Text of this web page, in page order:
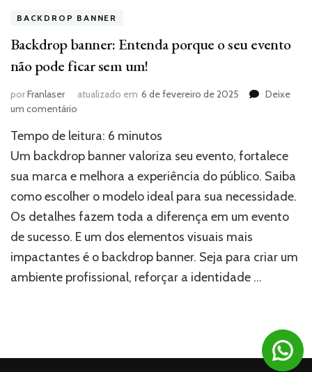
BACKDROP BANNER
Backdrop banner: Entenda porque o seu evento
não pode ficar sem um!
porFranlaser atualizado em 6 de fevereiro de 2025
Deixe
um comentário
banner:
Entenda
porque
o
seu
evento
não
pode
ficar
sem
um!
Tempo de leitura: 6 minutos
Um backdrop banner valoriza seu evento, fortalece
sua marca e melhora a experiência do público. Saiba
como escolher o modelo ideal para sua necessidade.
Os detalhes fazem toda a diferença em um evento
de sucesso. E um dos elementos visuais mais
impactantes é o backdrop banner. Seja para criar um
ambiente profissional, reforçar a identidade …